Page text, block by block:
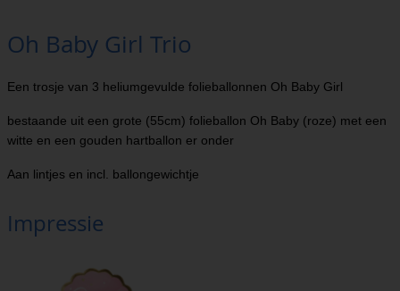
Oh Baby Girl Trio
Een trosje van 3 heliumgevulde folieballonnen Oh Baby Girl
bestaande uit een grote (55cm) folieballon Oh Baby (roze) met een
witte en een gouden hartballon er onder
Aan lintjes en incl. ballongewichtje
Impressie